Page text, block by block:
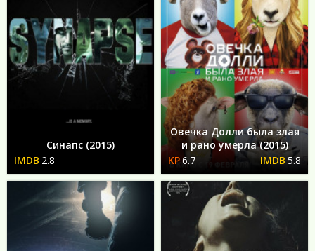
Синапс (2015)
2.8
Овечка Долли была злая
и рано умерла (2015)
6.7
5.8